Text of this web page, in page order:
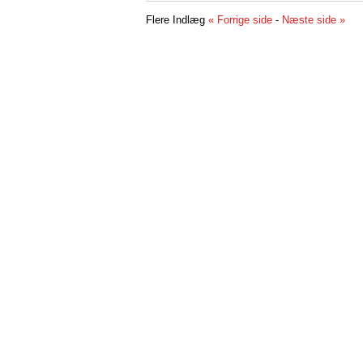
Flere Indlæg « Forrige side - Næste side »